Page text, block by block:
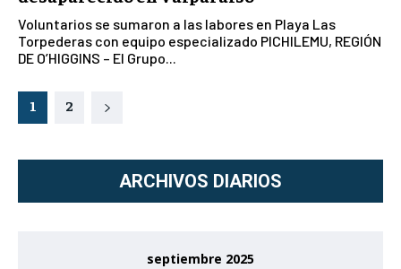
Voluntarios se sumaron a las labores en Playa Las
Torpederas con equipo especializado PICHILEMU, REGIÓN
DE O’HIGGINS – El Grupo...
1 2
ARCHIVOS DIARIOS
septiembre 2025